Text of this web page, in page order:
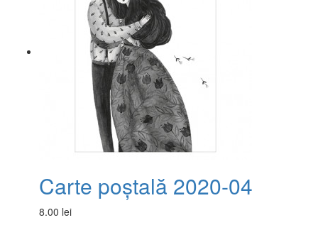
Carte poștală 2020-04
8.00 lei